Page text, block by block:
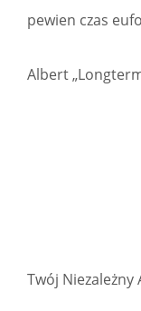
pewien czas
Albert
Twój Niezależny